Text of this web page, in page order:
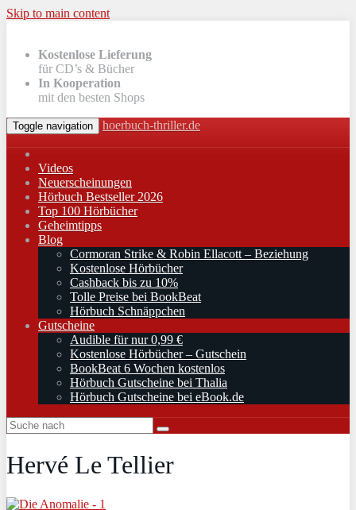
Skip to main content
Kostenlose Lieferung
für CD’s & Bücher
In Kooperation
mit den besten Shops
Toggle navigation hoerbuch-thriller.de
Videos
Neuerscheinungen
Hörbuch Bestseller 2026
Top 100 Hörbücher
Geheimtipps
Blog
Cormoran Strike & Robin Ellacott – Beziehung
Kostenlose Hörbücher
Cashback bis zu 10%
Tolle Preise bei BookBeat
Hörbuch Schnäppchen
Gutscheine
Audible für nur 0,99 €
Kostenlose Hörbücher – Gutschein
BookBeat 6 Wochen kostenlos
Hörbuch Gutscheine bei Thalia
Hörbuch Gutscheine bei eBook.de
Hervé Le Tellier